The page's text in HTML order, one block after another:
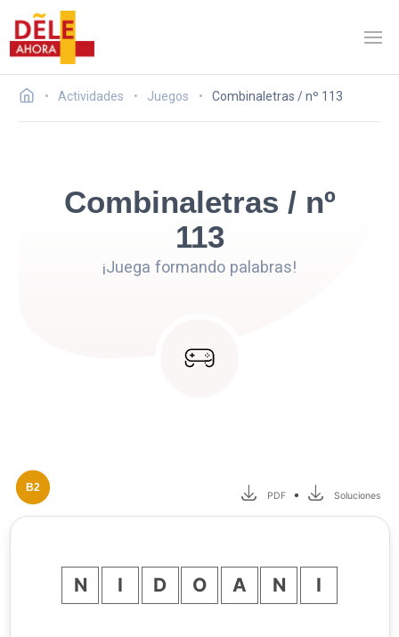
Actividades Juegos Combinaletras / nº 113
Combinaletras / nº
113
¡Juega formando palabras!
B2
PDF • Soluciones
N I D O A N I